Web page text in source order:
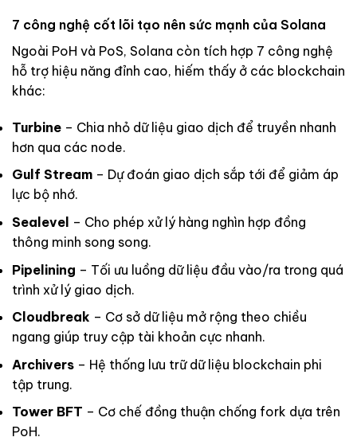
7 công nghệ cốt lõi tạo nên sức mạnh của Solana
Ngoài PoH và PoS, Solana còn tích hợp 7 công nghệ
hỗ trợ hiệu năng đỉnh cao, hiếm thấy ở các blockchain
khác:
Turbine – Chia nhỏ dữ liệu giao dịch để truyền nhanh
hơn qua các node.
Gulf Stream – Dự đoán giao dịch sắp tới để giảm áp
lực bộ nhớ.
Sealevel – Cho phép xử lý hàng nghìn hợp đồng
thông minh song song.
Pipelining – Tối ưu luồng dữ liệu đầu vào/ra trong quá
trình xử lý giao dịch.
Cloudbreak – Cơ sở dữ liệu mở rộng theo chiều
ngang giúp truy cập tài khoản cực nhanh.
Archivers – Hệ thống lưu trữ dữ liệu blockchain phi
tập trung.
Tower BFT – Cơ chế đồng thuận chống fork dựa trên
PoH.